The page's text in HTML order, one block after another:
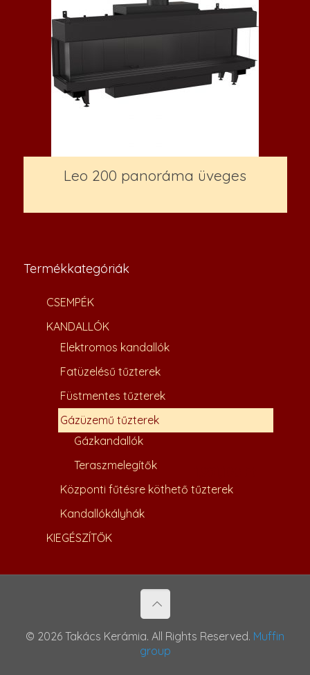
Leo 200 panoráma üveges
Termékkategóriák
CSEMPÉK
KANDALLÓK
Elektromos kandallók
Fatüzelésű tűzterek
Füstmentes tűzterek
Gázüzemű tűzterek
Gázkandallók
Teraszmelegítők
Központi fűtésre köthető tűzterek
Kandallókályhák
KIEGÉSZÍTŐK
© 2026 Takács Kerámia. All Rights Reserved. Muffin
group